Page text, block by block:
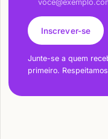
Inscrever-se
Junte-se a quem
primeiro.